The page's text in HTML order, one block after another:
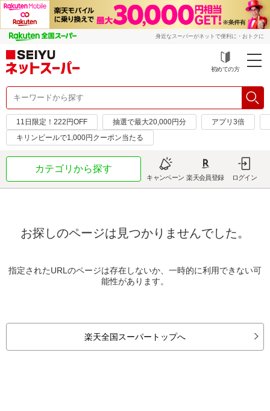
身近なスーパーがネットで便利に・おトクに
初めての方
11日限定！222円OFF 抽選で最大20,000円分
アプリ3倍
キリンビールで1,000円クーポン当たる
カテゴリから探す
キャンペーン 楽天会員登録 ログイン
お探しのページは見つかりませんでした。
指定されたURLのページは存在しないか、一時的に利用できない可
能性があります。
楽天全国スーパートップへ